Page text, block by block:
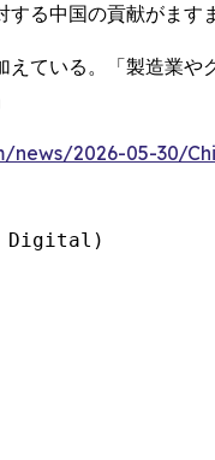
る中国の貢献がます
えている。「製造業
news/2026-05-30/
Digital)